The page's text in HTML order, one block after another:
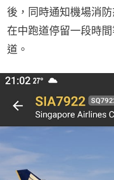
後，同時通知機場消
在中跑道停留一段時
道。